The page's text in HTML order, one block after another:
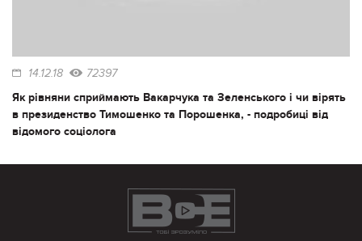
14.12.18 72397
Як рівняни сприймають Вакарчука та Зеленського і чи вірять
в президенство Тимошенко та Порошенка, - подробиці від
відомого соціолога